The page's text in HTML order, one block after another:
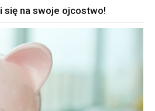
się na swoje ojcostwo!